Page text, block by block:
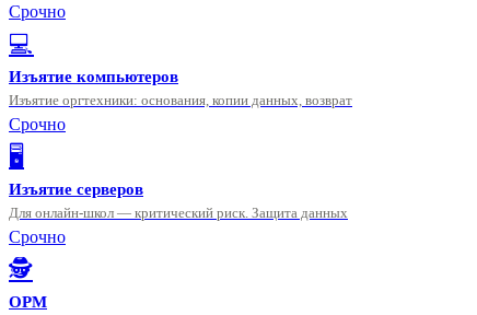
Срочно
💻
Изъятие компьютеров
Изъятие оргтехники: основания, копии данных, возврат
Срочно
🖥️
Изъятие серверов
Для онлайн-школ — критический риск. Защита данных
Срочно
🕵️
ОРМ